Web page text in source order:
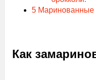
5 Маринованные
Как